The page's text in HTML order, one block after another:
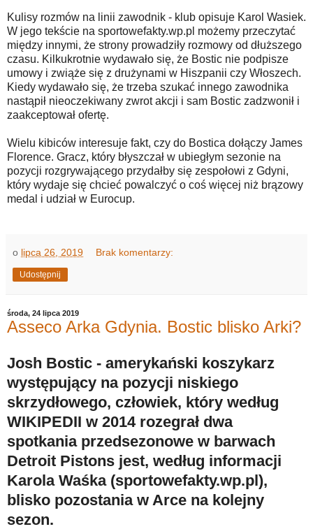
Kulisy rozmów na linii zawodnik - klub opisuje Karol Wasiek.
W jego tekście na sportowefakty.wp.pl możemy przeczytać
między innymi, że strony prowadziły rozmowy od dłuższego
czasu. Kilkukrotnie wydawało się, że Bostic nie podpisze
umowy i zwiąże się z drużynami w Hiszpanii czy Włoszech.
Kiedy wydawało się, że trzeba szukać innego zawodnika
nastąpił nieoczekiwany zwrot akcji i sam Bostic zadzwonił i
zaakceptował ofertę.
Wielu kibiców interesuje fakt, czy do Bostica dołączy James
Florence. Gracz, który błyszczał w ubiegłym sezonie na
pozycji rozgrywającego przydałby się zespołowi z Gdyni,
który wydaje się chcieć powalczyć o coś więcej niż brązowy
medal i udział w Eurocup.
o lipca 26, 2019 Brak komentarzy:
Udostępnij
środa, 24 lipca 2019
Asseco Arka Gdynia. Bostic blisko Arki?
Josh Bostic - amerykański koszykarz
występujący na pozycji niskiego
skrzydłowego, człowiek, który według
WIKIPEDII w 2014 rozegrał dwa
spotkania przedsezonowe w barwach
Detroit Pistons jest, według informacji
Karola Waśka (sportowefakty.wp.pl),
blisko pozostania w Arce na kolejny
sezon.